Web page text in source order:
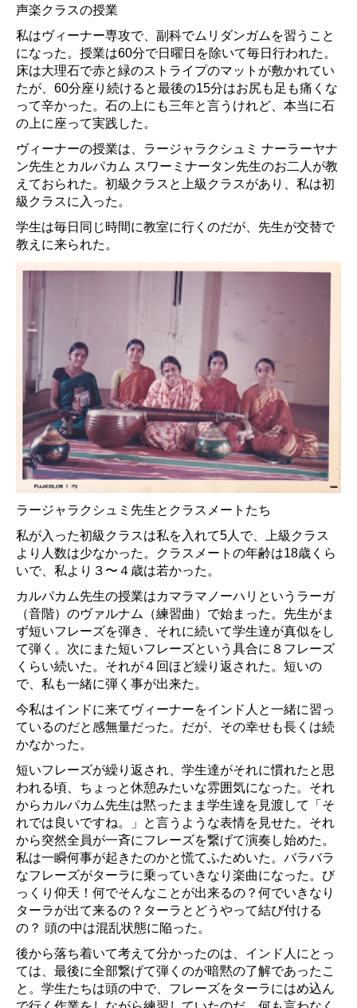
声楽クラスの授業
私はヴィーナー専攻で、副科でムリダンガムを習うこと
になった。授業は60分で日曜日を除いて毎日行われた。
床は大理石で赤と緑のストライプのマットが敷かれてい
たが、60分座り続けると最後の15分はお尻も足も痛くな
って辛かった。石の上にも三年と言うけれど、本当に石
の上に座って実践した。
ヴィーナーの授業は、ラージャラクシュミ ナーラーヤナ
ン先生とカルパカム スワーミナータン先生のお二人が教
えておられた。初級クラスと上級クラスがあり、私は初
級クラスに入った。
学生は毎日同じ時間に教室に行くのだが、先生が交替で
教えに来られた。
ラージャラクシュミ先生とクラスメートたち
私が入った初級クラスは私を入れて5人で、上級クラス
より人数は少なかった。クラスメートの年齢は18歳くら
いで、私より３〜４歳は若かった。
カルパカム先生の授業はカマラマノーハリというラーガ
（音階）のヴァルナム（練習曲）で始まった。先生がま
ず短いフレーズを弾き、それに続いて学生達が真似をし
て弾く。次にまた短いフレーズという具合に８フレーズ
くらい続いた。それが４回ほど繰り返された。短いの
で、私も一緒に弾く事が出来た。
今私はインドに来てヴィーナーをインド人と一緒に習っ
ているのだと感無量だった。だが、その幸せも長くは続
かなかった。
短いフレーズが繰り返され、学生達がそれに慣れたと思
われる頃、ちょっと休憩みたいな雰囲気になった。それ
からカルパカム先生は黙ったまま学生達を見渡して「そ
れでは良いですね。」と言うような表情を見せた。それ
から突然全員が一斉にフレーズを繋げて演奏し始めた。
私は一瞬何事が起きたのかと慌てふためいた。バラバラ
なフレーズがターラに乗っていきなり楽曲になった。び
っくり仰天！何でそんなことが出来るの？何でいきなり
ターラが出て来るの？ターラとどうやって結び付ける
の？ 頭の中は混乱状態に陥った。
後から落ち着いて考えて分かったのは、インド人にとっ
ては、最後に全部繋げて弾くのが暗黙の了解であったこ
と。学生たちは頭の中で、フレーズをターラにはめ込ん